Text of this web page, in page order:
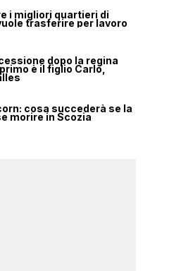
i migliori quartieri di
trasferire per lavoro
dopo la regina
è il figlio Carlo,
cosa succederà se la
morire in Scozia